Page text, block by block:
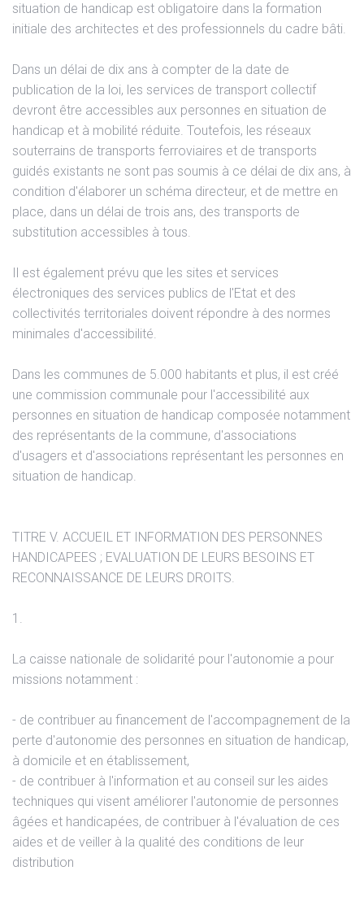
situation de handicap est obligatoire dans la formation
initiale des architectes et des professionnels du cadre bâti.
Dans un délai de dix ans à compter de la date de
publication de la loi, les services de transport collectif
devront être accessibles aux personnes en situation de
handicap et à mobilité réduite. Toutefois, les réseaux
souterrains de transports ferroviaires et de transports
guidés existants ne sont pas soumis à ce délai de dix ans, à
condition d'élaborer un schéma directeur, et de mettre en
place, dans un délai de trois ans, des transports de
substitution accessibles à tous.
Il est également prévu que les sites et services
électroniques des services publics de l'Etat et des
collectivités territoriales doivent répondre à des normes
minimales d'accessibilité.
Dans les communes de 5.000 habitants et plus, il est créé
une commission communale pour l'accessibilité aux
personnes en situation de handicap composée notamment
des représentants de la commune, d'associations
d'usagers et d'associations représentant les personnes en
situation de handicap.
TITRE V. ACCUEIL ET INFORMATION DES PERSONNES
HANDICAPEES ; EVALUATION DE LEURS BESOINS ET
RECONNAISSANCE DE LEURS DROITS.
1.
La caisse nationale de solidarité pour l'autonomie a pour
missions notamment :
- de contribuer au financement de l'accompagnement de la
perte d'autonomie des personnes en situation de handicap,
à domicile et en établissement,
- de contribuer à l'information et au conseil sur les aides
techniques qui visent améliorer l'autonomie de personnes
âgées et handicapées, de contribuer à l'évaluation de ces
aides et de veiller à la qualité des conditions de leur
distribution